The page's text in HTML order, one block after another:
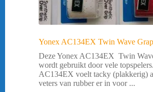
Yonex AC134EX Twin Wave Grap
Deze Yonex AC134EX Twin
wordt gebruikt door vele
AC134EX voelt tacky (plakkerig)
veters van rubber er in voor ...